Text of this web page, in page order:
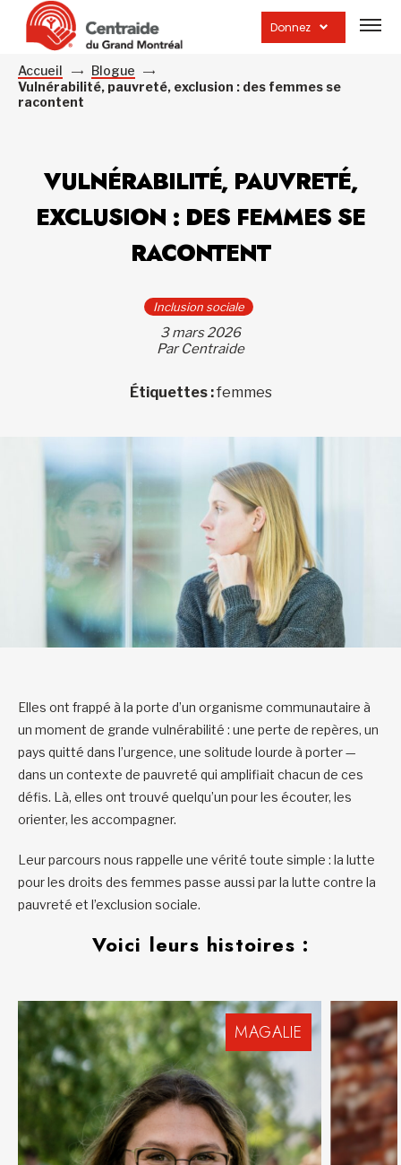
Donnez
la
Accueil
Blogue
Vulnérabilité, pauvreté, exclusion : des femmes se
racontent
VULNÉRABILITÉ, PAUVRETÉ,
EXCLUSION : DES FEMMES SE
RACONTENT
Inclusion sociale
3 mars 2026
Par Centraide
Étiquettes :femmes
Elles ont frappé à la porte d’un organisme communautaire à
un moment de grande vulnérabilité : une perte de repères, un
pays quitté dans l’urgence, une solitude lourde à porter —
dans un contexte de pauvreté qui amplifiait chacun de ces
défis. Là, elles ont trouvé quelqu’un pour les écouter, les
orienter, les accompagner.
Leur parcours nous rappelle une vérité toute simple : la lutte
pour les droits des femmes passe aussi par la lutte contre la
pauvreté et l’exclusion sociale.
Voici leurs histoires :
MAGALIE